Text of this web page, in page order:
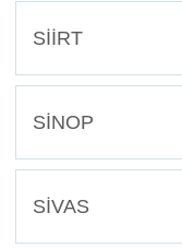
SİİRT
SİNOP
SİVAS